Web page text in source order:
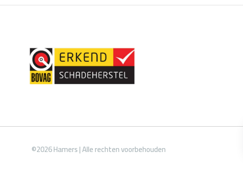
©2026 Hamers | Alle rechten voorbehouden